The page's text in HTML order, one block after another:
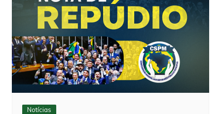
Notícias